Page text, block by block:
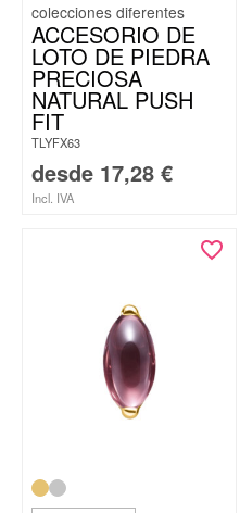
ACCESORIO DE
LOTO DE PIEDRA
PRECIOSA
NATURAL PUSH
FIT
TLYFX63
desde 17,28 €
Incl. IVA